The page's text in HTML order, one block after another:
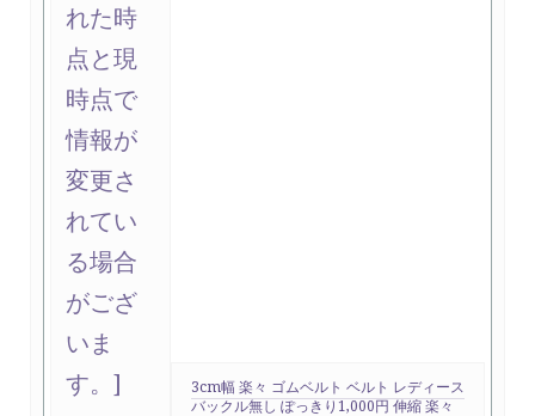
3cm幅 楽々 ゴムベルト ベルト レディース
バックル無し ぽっきり1,000円 伸縮 楽々